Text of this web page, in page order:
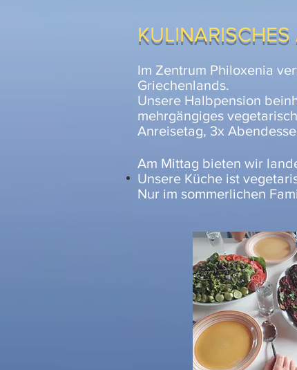
Im Zentrum Philoxenia
Griechenlands.
Unsere Halbpension
mehrgängiges
Anreisetag, 3x
Am Mittag bieten wir
Unsere Küche ist
Nur im sommerlichen